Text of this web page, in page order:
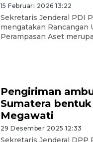
15 Februari 2026 13:22
Sekretaris Jenderal PDI
mengatakan Rancangan
Perampasan Aset
Pengiriman
Sumatera
Megawati
29 Desember 2025 12:33